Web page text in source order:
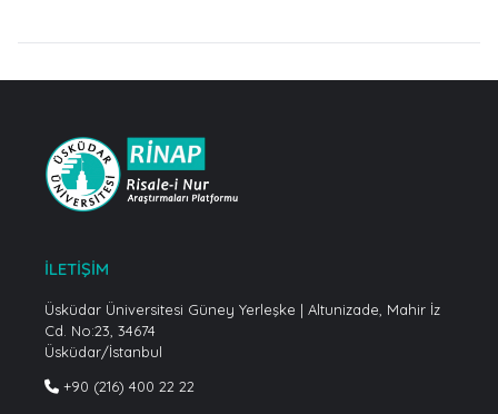
İLETİŞİM
Üsküdar Üniversitesi Güney Yerleşke | Altunizade, Mahir İz
Cd. No:23, 34674
Üsküdar/İstanbul
+90 (216) 400 22 22